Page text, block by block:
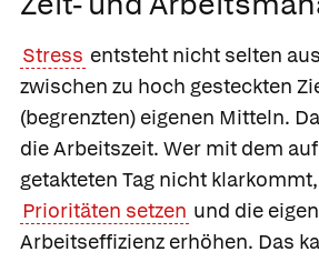
Stress entsteht nicht selten
zwischen zu hoch gesteckten
(begrenzten) eigenen Mitteln.
die Arbeitszeit. Wer mit dem
getakteten Tag nicht
Prioritäten setzen und die
Arbeitseffizienz erhöhen. Das